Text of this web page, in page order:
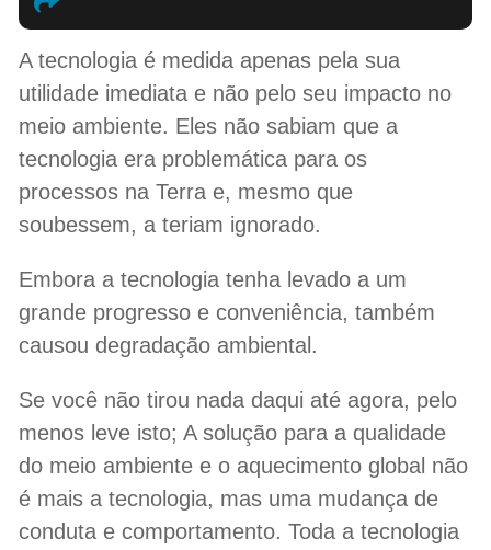
A tecnologia é medida apenas pela sua
utilidade imediata e não pelo seu impacto no
meio ambiente. Eles não sabiam que a
tecnologia era problemática para os
processos na Terra e, mesmo que
soubessem, a teriam ignorado.
Embora a tecnologia tenha levado a um
grande progresso e conveniência, também
causou degradação ambiental.
Se você não tirou nada daqui até agora, pelo
menos leve isto; A solução para a qualidade
do meio ambiente e o aquecimento global não
é mais a tecnologia, mas uma mudança de
conduta e comportamento. Toda a tecnologia